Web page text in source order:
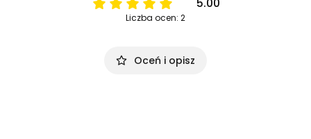
Liczba ocen: 2
Oceń i opisz